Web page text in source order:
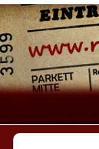
Skip
to
contentBerichte über